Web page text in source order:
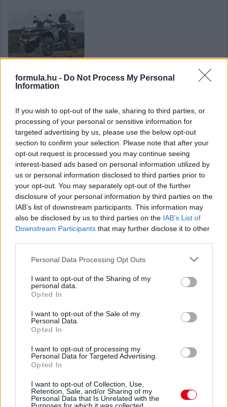
formula.hu - Do Not Process My Personal
Information
If you wish to opt-out of the sale, sharing to third parties, or
processing of your personal or sensitive information for
targeted advertising by us, please use the below opt-out
section to confirm your selection. Please note that after your
opt-out request is processed you may continue seeing
interest-based ads based on personal information utilized by
us or personal information disclosed to third parties prior to
your opt-out. You may separately opt-out of the further
disclosure of your personal information by third parties on the
IAB’s list of downstream participants. This information may
also be disclosed by us to third parties on the IAB’s List of
Downstream Participants that may further disclose it to other
Please note that this website/app uses one or more Google
not limited to your visit or usage behaviour. You may click to
grant or deny consent to Google and its third-party tags to
use your data for below specified purposes in below Google
consent section.
Personal Data Processing Opt Outs
I want to opt-out of the Sharing of my
personal data.
Opted In
I want to opt-out of the Sale of my
Personal Data.
Opted In
I want to opt-out of processing my
Personal Data for Targeted Advertising.
Opted In
I want to opt-out of Collection, Use,
Retention, Sale, and/or Sharing of my
Personal Data that Is Unrelated with the
Új korszak a hazai quadpiacon: A New Jet Power
vette át a legendás TGB márka képviseletét
Higiéniai támogatással segíti a Macskaárvaház
Alapítvány munkáját a Peugeot robogók
importőre
Hallgasd meg a Formula Podcast
legfrissebb adását!